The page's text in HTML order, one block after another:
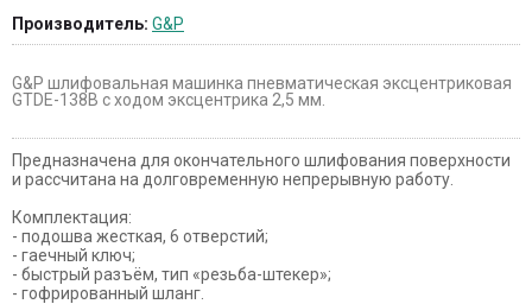
Производитель: G&P
G&P шлифовальная машинка пневматическая эксцентриковая
GTDE-138B c ходом эксцентрика 2,5 мм.
Предназначена для окончательного шлифования поверхности
и рассчитана на долговременную непрерывную работу.
Комплектация:
- подошва жесткая, 6 отверстий;
- гаечный ключ;
- быстрый разъём, тип «резьба-штекер»;
- гофрированный шланг.